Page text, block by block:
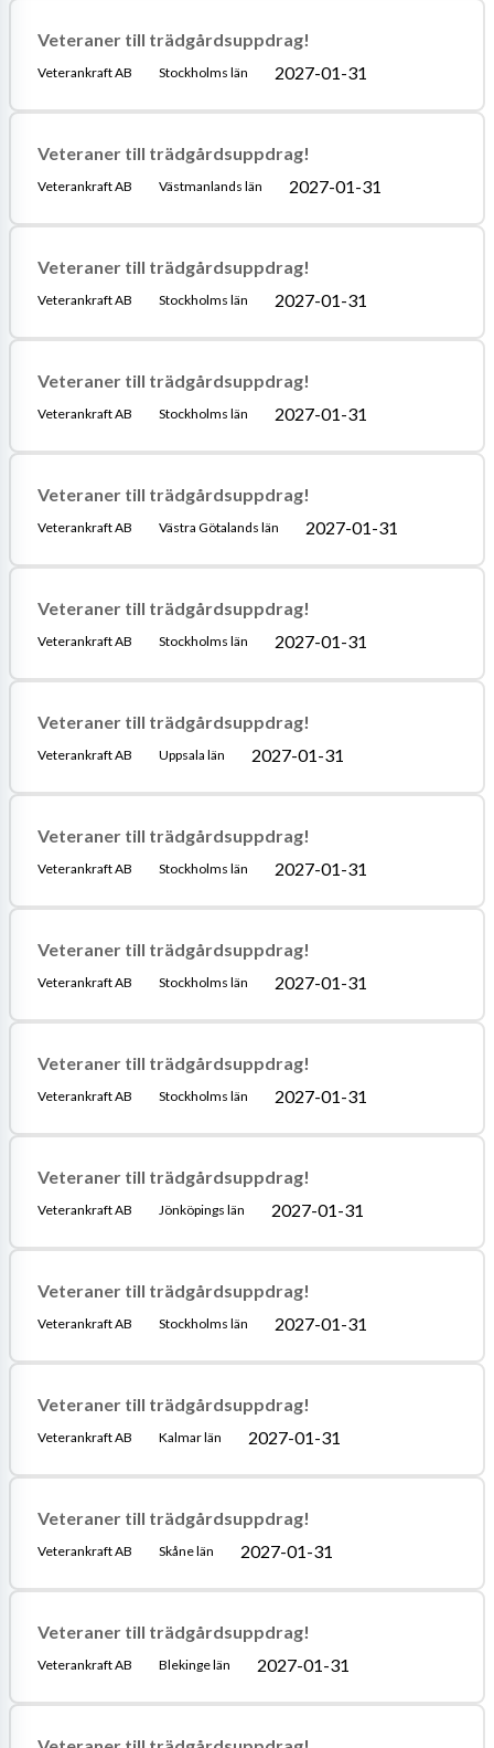
Veteraner till trädgårdsuppdrag!
Veterankraft AB Stockholms län 2027-01-31
Veteraner till trädgårdsuppdrag!
Veterankraft AB Västmanlands län 2027-01-31
Veteraner till trädgårdsuppdrag!
Veterankraft AB Stockholms län 2027-01-31
Veteraner till trädgårdsuppdrag!
Veterankraft AB Stockholms län 2027-01-31
Veteraner till trädgårdsuppdrag!
Veterankraft AB Västra Götalands län 2027-01-31
Veteraner till trädgårdsuppdrag!
Veterankraft AB Stockholms län 2027-01-31
Veteraner till trädgårdsuppdrag!
Veterankraft AB Uppsala län 2027-01-31
Veteraner till trädgårdsuppdrag!
Veterankraft AB Stockholms län 2027-01-31
Veteraner till trädgårdsuppdrag!
Veterankraft AB Stockholms län 2027-01-31
Veteraner till trädgårdsuppdrag!
Veterankraft AB Stockholms län 2027-01-31
Veteraner till trädgårdsuppdrag!
Veterankraft AB Jönköpings län 2027-01-31
Veteraner till trädgårdsuppdrag!
Veterankraft AB Stockholms län 2027-01-31
Veteraner till trädgårdsuppdrag!
Veterankraft AB Kalmar län 2027-01-31
Veteraner till trädgårdsuppdrag!
Veterankraft AB Skåne län 2027-01-31
Veteraner till trädgårdsuppdrag!
Veterankraft AB Blekinge län 2027-01-31